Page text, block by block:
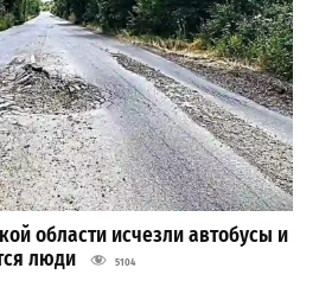
области исчезли автобусы и
люди
5104